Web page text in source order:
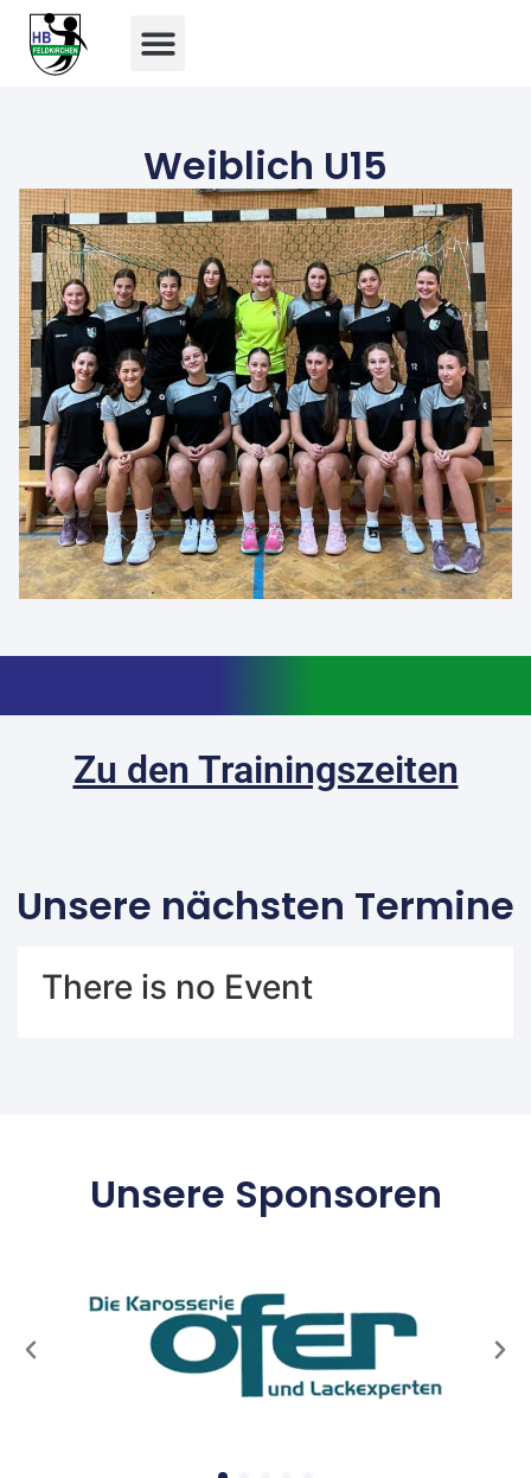
Weiblich U15
Zu den Trainingszeiten
Unsere nächsten Termine
There is no Event
Unsere Sponsoren